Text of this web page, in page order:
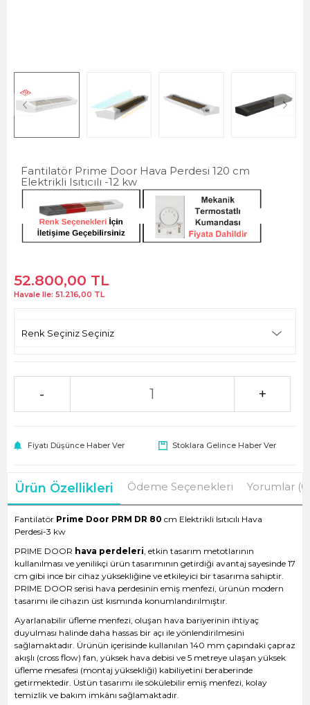
Fantilatör Prime Door Hava Perdesi 120 cm
Elektrikli Isıtıcılı -12 kw
52.800,00 TL
Havale Ile: 51.216,00 TL
- +
Fiyatı Düşünce Haber Ver Stoklara Gelince Haber Ver
Ürün Özellikleri Ödeme Seçenekleri Yorumlar
Fantilatör Prime Door PRM DR 80 cm Elektrikli Isıtıcılı Hava
Perdesi-3 kw
PRIME DOOR hava perdeleri, etkin tasarım metotlarının
kullanılması ve yenilikçi ürün tasarımının getirdiği avantaj sayesinde 17
cm gibi ince bir cihaz yüksekliğine ve etkileyici bir tasarıma sahiptir.
PRIME DOOR serisi hava perdesinin emiş menfezi, ürünün modern
tasarımı ile cihazın üst kısmında konumlandırılmıştır.
Ayarlanabilir üfleme menfezi, oluşan hava bariyerinin ihtiyaç
duyulması halinde daha hassas bir açı ile yönlendirilmesini
sağlamaktadır. Ürünün içerisinde kullanılan 140 mm çapındaki çapraz
akışlı (cross flow) fan, yüksek hava debisi ve 5 metreye ulaşan yüksek
üfleme mesafesi (montaj yüksekliği) kabiliyetini beraberinde
getirmektedir. Üstün tasarımı ile sökülebilir emiş menfezi, kolay
temizlik ve bakım imkânı sağlamaktadır.